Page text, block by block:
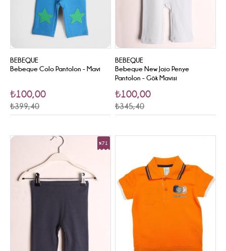
BEBEQUE
Bebeque Colo Pantolon - Mavi
₺100,00
₺399,40
BEBEQUE
Bebeque New Jojo Penye
Pantolon - Gök Mavisi
₺100,00
₺345,40
%71